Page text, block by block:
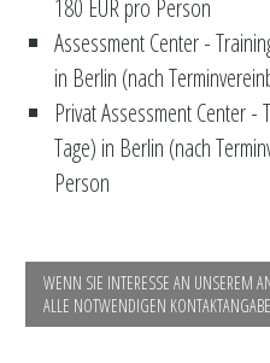
180 EUR pro Person
Assessment Center -
in Berlin (nach
Privat Assessment Center
Tage) in Berlin (nach
Person
WENN SIE INTERESSE AN UNSEREM
ALLE NOTWENDIGEN